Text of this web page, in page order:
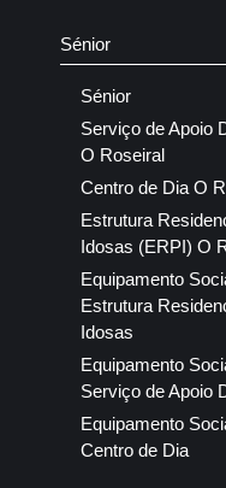
Sénior
Sénior
Serviço de Apoio
O Roseiral
Centro de Dia O
Estrutura
Idosas (ERPI) O
Equipamento
Estrutura
Idosas
Equipamento
Serviço de Apoio
Equipamento
Centro de Dia